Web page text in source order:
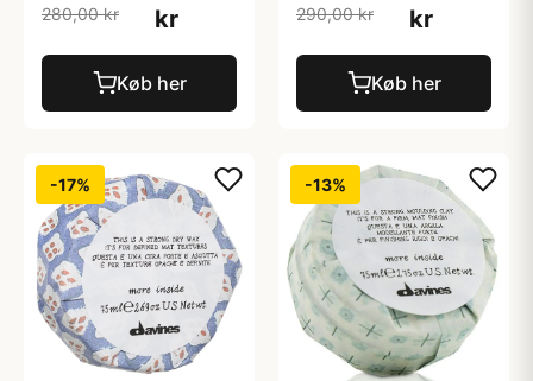
280,00 kr
kr
Køb her
290,00 kr
kr
Køb her
-17% -13%